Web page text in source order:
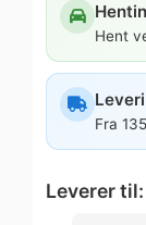
Hent
Fra
Leverer til: